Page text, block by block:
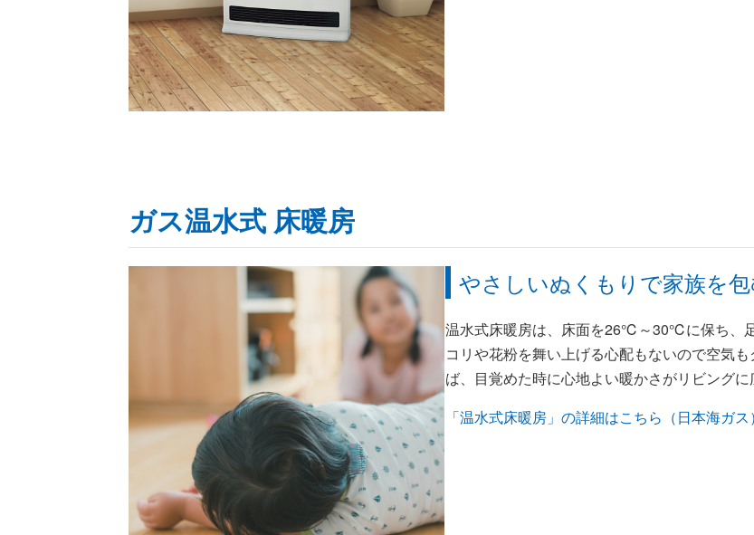
ガス温水式 床暖房
やさしいぬくもりで家族を
温水式床暖房は、床面を26℃～30℃に保ち、
コリや花粉を舞い上げる心配もないので空気
ば、目覚めた時に心地よい暖かさがリビングに
「温水式床暖房」の詳細はこちら（日本海ガス）